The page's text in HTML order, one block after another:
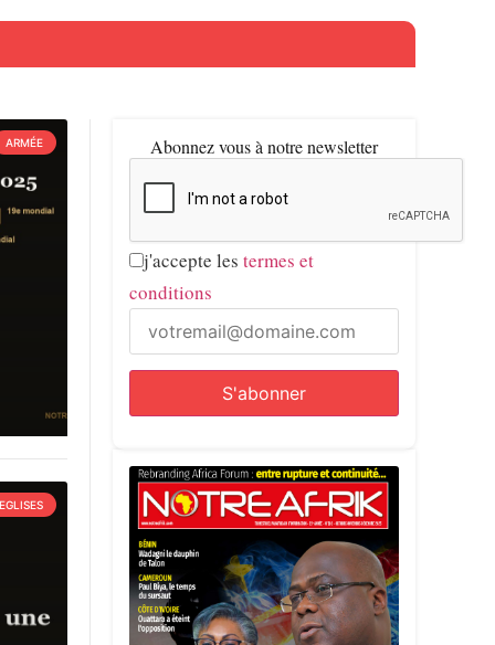
ARMÉE Abonnez vous à notre newsletter
j'accepte les termes et
conditions